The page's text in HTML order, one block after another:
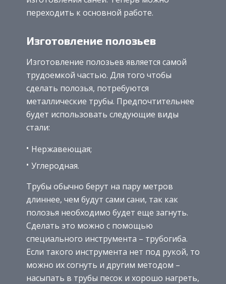
переходить к основной работе.
Изготовление полозьев
Изготовление полозьев является самой
трудоемкой частью. Для того чтобы
сделать полозья, потребуются
металлические трубы. Предпочтительнее
будет использовать следующие виды
стали:
Нержавеющая;
Углеродная.
Трубы обычно берут на пару метров
длиннее, чем будут сами сани, так как
полозья необходимо будет еще загнуть.
Сделать это можно с помощью
специального инструмента – трубогиба.
Если такого инструмента нет под рукой, то
можно их согнуть и другим методом –
насыпать в трубы песок и хорошо нагреть,